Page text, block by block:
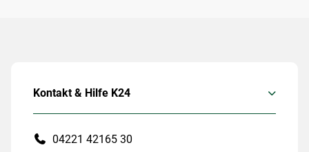
Kontakt & Hilfe K24
04221 42165 30